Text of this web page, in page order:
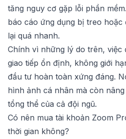
tăng nguy cơ gặp lỗi phần
báo cáo ứng dụng bị treo hoặc
lại quá nhanh.
Chính vì những lý do trên, việc
giao tiếp ổn định, không giới
đầu tư hoàn toàn xứng đáng.
hình ảnh cá nhân mà còn
tổng thể của cả đội ngũ.
Có nên mua tài khoản Zoom
thời gian không?